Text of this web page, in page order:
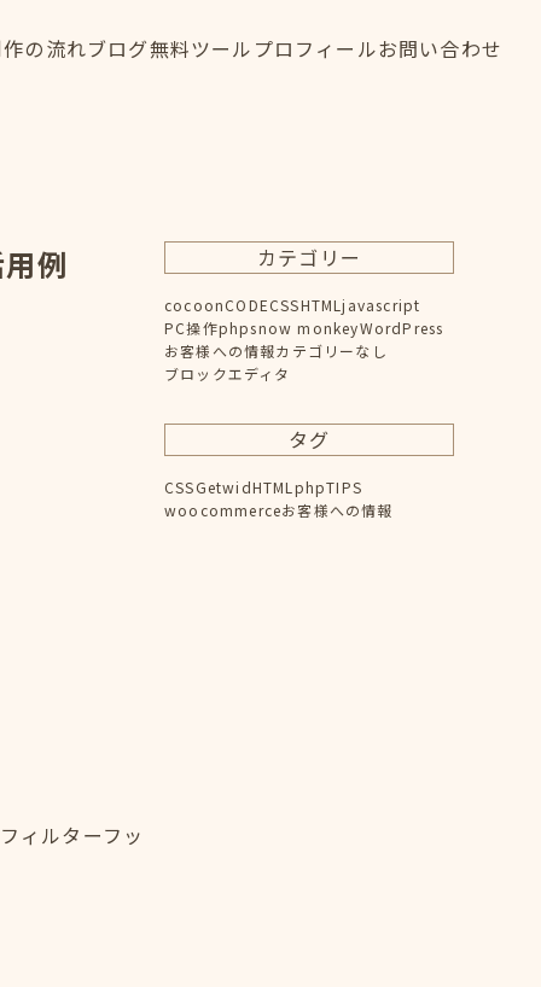
の流れブログ無料ツール プロフィールお問い合わせ
例
ィルターフッ
カテゴリー
cocoonCODECSSHTMLjavascript
PC操作phpsnow monkeyWordPress
お客様への情報カテゴリーなし
ブロックエディタ
タグ
CSSGetwidHTML phpTIPS
woocommerceお客様への情報